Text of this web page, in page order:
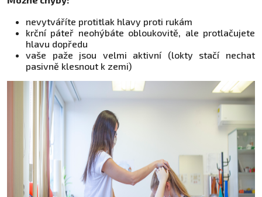
nevytváříte protitlak hlavy proti rukám
krční páteř neohýbáte obloukovitě, ale protlačujete
hlavu dopředu
vaše paže jsou velmi aktivní (lokty stačí nechat
pasivně klesnout k zemi)